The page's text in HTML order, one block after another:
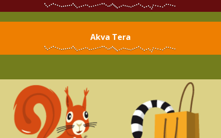
Akva Tera